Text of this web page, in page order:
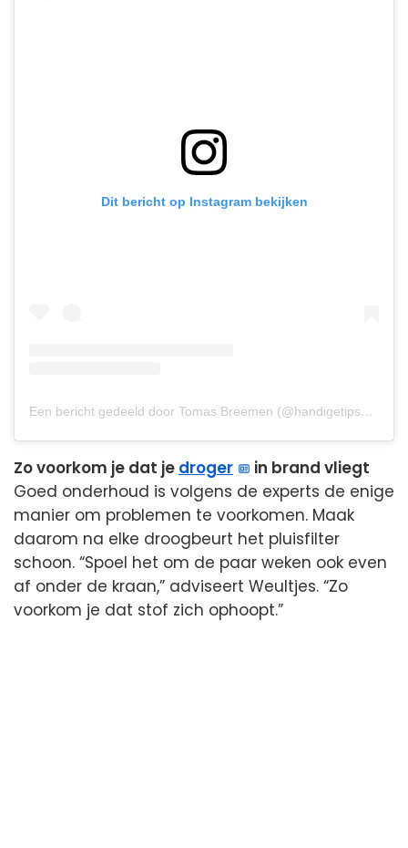
Dit bericht op Instagram bekijken
Een bericht gedeeld door Tomas Breemen (@handigetips__)
Zo voorkom je dat je droger
in brand vliegt
Goed onderhoud is volgens de experts de enige
manier om problemen te voorkomen. Maak
daarom na elke droogbeurt het pluisfilter
schoon. “Spoel het om de paar weken ook even
af onder de kraan,” adviseert Weultjes. “Zo
voorkom je dat stof zich ophoopt.”